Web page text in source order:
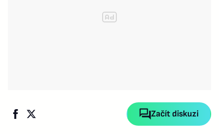
Začít diskuzi